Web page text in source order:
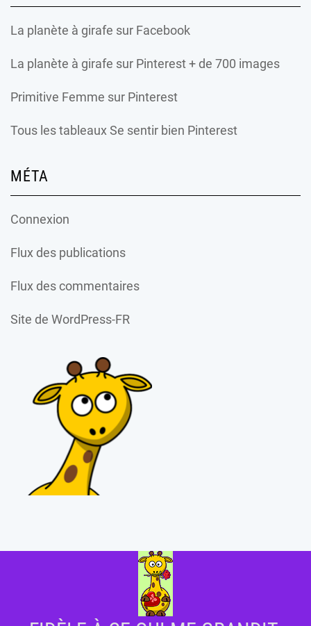
La planète à girafe sur Facebook
La planète à girafe sur Pinterest + de 700 images
Primitive Femme sur Pinterest
Tous les tableaux Se sentir bien Pinterest
MÉTA
Connexion
Flux des publications
Flux des commentaires
Site de WordPress-FR